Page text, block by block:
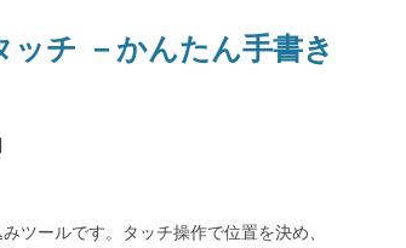
チ －かんたん手書き
ツールです。タッチ操作で位置を決め、